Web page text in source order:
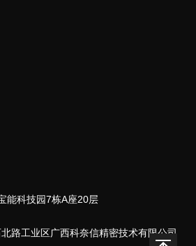
能科技园7栋A座20层
路工业区广西科奈信精密技术有限公司